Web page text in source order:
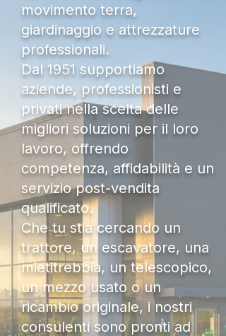
movimento terra,
giardinaggio e attrezzature
professionali.
Dal 1951 supportiamo
aziende, professionisti e
privati nella scelta delle
migliori soluzioni per il loro
lavoro, offrendo
competenza, affidabilità e un
servizio post-vendita
qualificato.
Che tu stia cercando un
trattore, un escavatore, una
mietitrebbia, un telescopico,
un mezzo usato o un
ricambio originale, i nostri
consulenti sono pronti ad